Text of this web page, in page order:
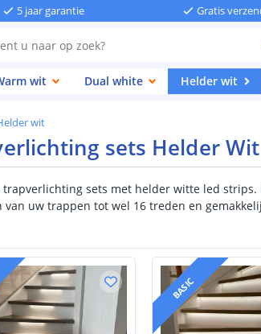
5 jaar garantie Gratis
wit Dual white Helder wit
wit
sets Helder Wit
trapverlichting sets met helder witte led
van uw trappen tot wel 16 treden en
BASIC